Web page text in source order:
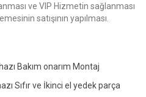
ve VIP Hizmetin sağlanması
satışının yapılması.
Bakım onarım Montaj
Sıfır ve İkinci el yedek parça